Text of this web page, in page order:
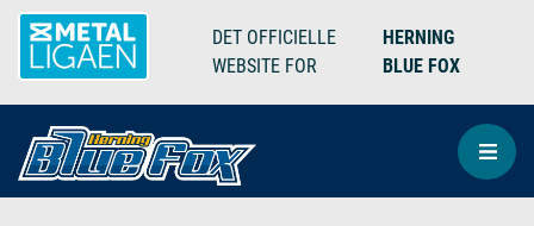
DET OFFICIELLE
WEBSITE FOR
HERNING
BLUE FOX